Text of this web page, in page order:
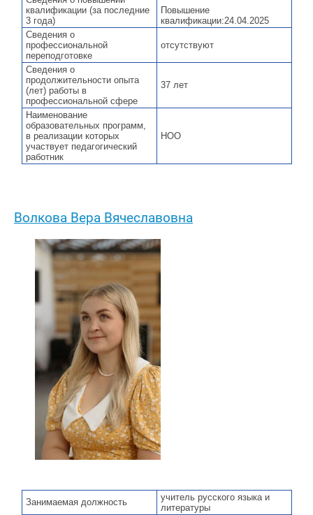
квалификации (за последние
3 года)
Повышение
квалификации:24.04.2025
Сведения о
профессиональной
переподготовке
отсутствуют
Сведения о
продолжительности опыта
(лет) работы в
профессиональной сфере
37 лет
Наименование
образовательных программ,
в реализации которых
участвует педагогический
работник
НОО
Волкова Вера Вячеславовна
Занимаемая должность
учитель русского языка и
литературы